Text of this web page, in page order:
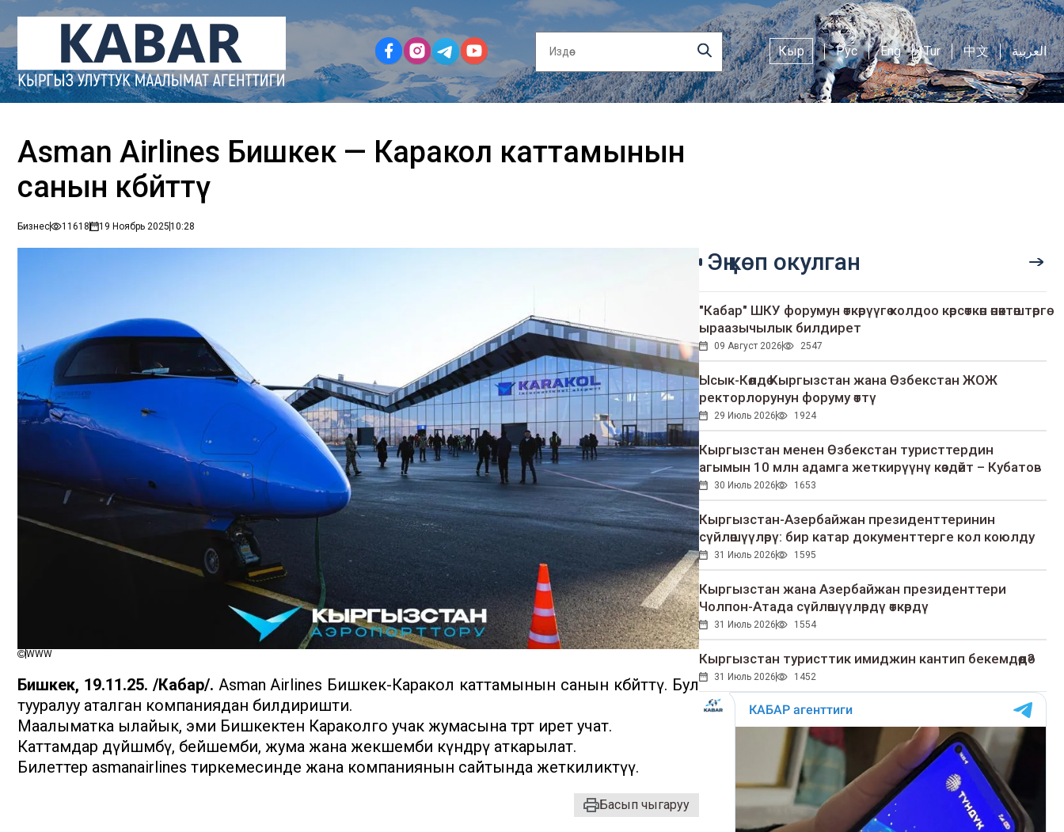
Кыр Рус Eng Tur 中文 العربية
Asman Airlines Бишкек — Каракол каттамынын
санын көбөйттү
Бизнес 11618 19 Ноябрь 202510:28
WWW
Бишкек, 19.11.25. /Кабар/. Asman Airlines Бишкек-Каракол каттамынын санын көбөйттү. Бул
тууралуу аталган компаниядан билдиришти.
Маалыматка ылайык, эми Бишкектен Караколго учак жумасына төрт ирет учат.
Каттамдар дүйшөмбү, бейшемби, жума жана жекшемби күндөрү аткарылат.
Билеттер asmanairlines тиркемесинде жана компаниянын сайтында жеткиликтүү.
Басып чыгаруу
Эң көп окулган
"Кабар" ШКУ форумун өткөрүүгө колдоо көрсөткөн өнөктөштөргө
ыраазычылык билдирет
09 Август 2026 2547
Ысык-Көлдө Кыргызстан жана Өзбекстан ЖОЖ
ректорлорунун форуму өттү
29 Июль 2026 1924
Кыргызстан менен Өзбекстан туристтердин
агымын 10 млн адамга жеткирүүнү көздөйт – Кубатов
30 Июль 2026 1653
Кыргызстан-Азербайжан президенттеринин
сүйлөшүүлөрү: бир катар документтерге кол коюлду
31 Июль 2026 1595
Кыргызстан жана Азербайжан президенттери
Чолпон-Атада сүйлөшүүлөрдү өткөрдү
31 Июль 2026 1554
Кыргызстан туристтик имиджин кантип бекемдөөдө?
31 Июль 2026 1452